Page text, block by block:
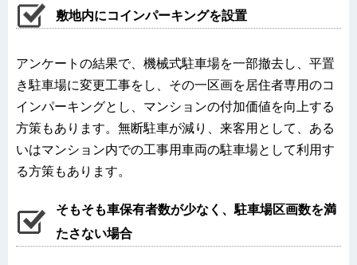
敷地内にコインパーキングを設置
アンケートの結果で、機械式駐車場を一部撤去し、平置
き駐車場に変更工事をし、その一区画を居住者専用のコ
インパーキングとし、マンションの付加価値を向上する
方策もあります。無断駐車が減り、来客用として、ある
いはマンション内での工事用車両の駐車場として利用す
る方策もあります。
そもそも車保有者数が少なく、駐車場区画数を満
たさない場合